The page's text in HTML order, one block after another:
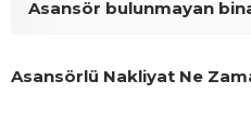
Asansör bulunmayan
Asansörlü Nakliyat Ne